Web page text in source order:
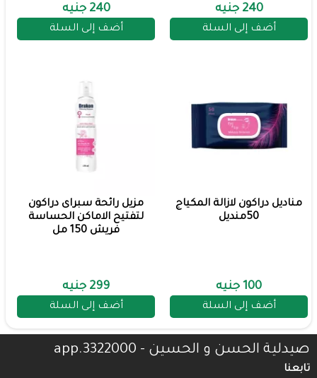
240 جنيه
أضف إلى السلة
240 جنيه
أضف إلى السلة
مناديل دراكون لازالة المكياج
50منديل
100 جنيه
أضف إلى السلة
مزيل رائحة سبراى دراكون
لتفتيح الاماكن الحساسة
فريش 150 مل
299 جنيه
أضف إلى السلة
صيدلية الحسن و الحسين - 3322000.app
تابعنا